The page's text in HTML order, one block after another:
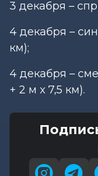
3 декабря –
4 декабря –
км);
4 декабря –
+ 2 м х 7,5 км).